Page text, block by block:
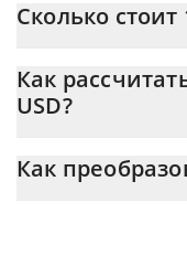
Сколько
На данный момент 1
Как
USD?
цену конвертации
Как